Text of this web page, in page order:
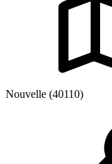
Nouvelle (40110)